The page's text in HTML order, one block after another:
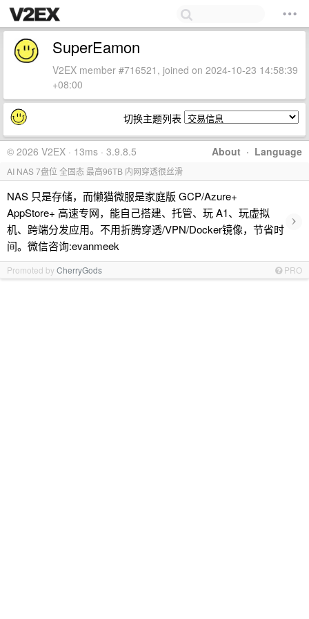
SuperEamon
V2EX member #716521, joined on 2024-10-23 14:58:39
+08:00
切换主题列表
About · Language
© 2026 V2EX · 13ms · 3.9.8.5
AI NAS 7盘位 全固态 最高96TB 内网穿透很丝滑
NAS 只是存储，而懒猫微服是家庭版 GCP/Azure+
AppStore+ 高速专网，能自己搭建、托管、玩 A1、玩虚拟
机、跨端分发应用。不用折腾穿透/VPN/Docker镜像，节省时
间。微信咨询:evanmeek
›
Promoted byCherryGods PRO